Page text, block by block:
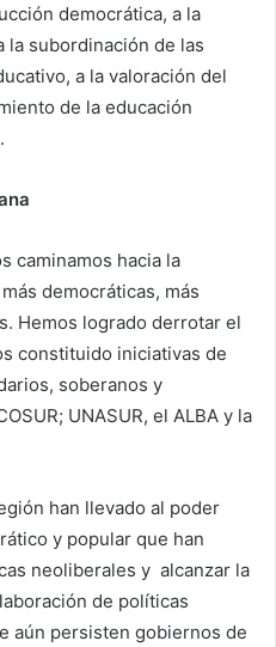
democrática, a la
subordinación de las
a la valoración del
de la educación
caminamos hacia la
democráticas, más
Hemos logrado derrotar el
constituido iniciativas de
soberanos y
UNASUR, el ALBA y la
han llevado al poder
y popular que han
neoliberales y alcanzar la
de políticas
aún persisten gobiernos de